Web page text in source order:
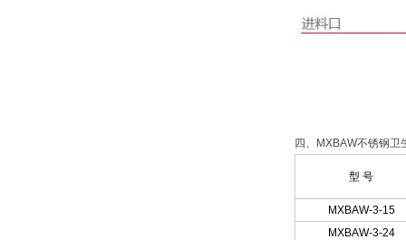
四、MXBAW不锈钢卫
型 号
MXBAW-3-15
MXBAW-3-24